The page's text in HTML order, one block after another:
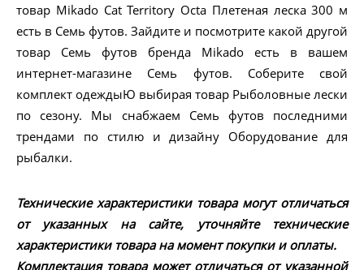
товар Mikado Cat Territory Octa Плетеная леска 300 м
есть в Семь футов. Зайдите и посмотрите какой другой
товар Семь футов бренда Mikado есть в вашем
интернет-магазине Семь футов. Соберите свой
комплект одеждыЮ выбирая товар Рыболовные лески
по сезону. Мы снабжаем Семь футов последними
трендами по стилю и дизайну Оборудование для
рыбалки.
Технические характеристики товара могут отличаться
от указанных на сайте, уточняйте технические
характеристики товара на момент покупки и оплаты.
Комплектация товара может отличаться от указанной